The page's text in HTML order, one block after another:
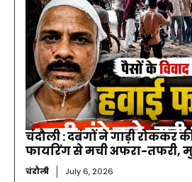
चंदौली : दबंगों ने गाड़ी रोककर
फायरिंग से मची अफरा-तफरी,
चंदौली July 6, 2026